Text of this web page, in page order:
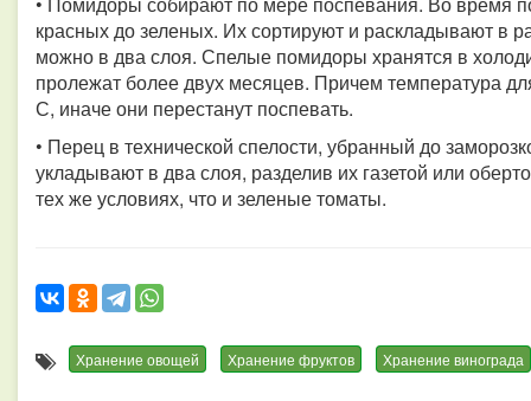
красных до зеленых. Их сортируют и раскладывают в
можно в два слоя. Спелые помидоры хранятся в
пролежат более двух месяцев. Причем температура
С, иначе они перестанут поспевать.
• Перец в технической спелости, убранный до
укладывают в два слоя, разделив их газетой или
тех же условиях, что и зеленые томаты.
Хранение овощей Хранение фруктов Хранение винограда